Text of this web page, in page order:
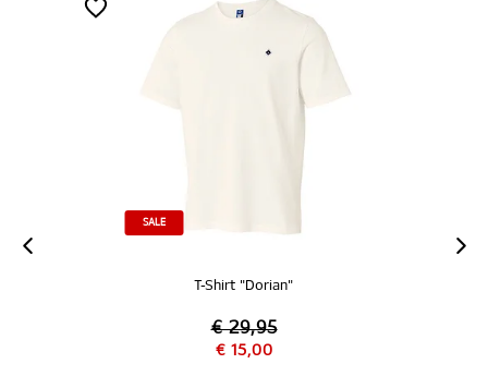
SALE
T-Shirt "Dorian"
€ 29,95
€ 15,00